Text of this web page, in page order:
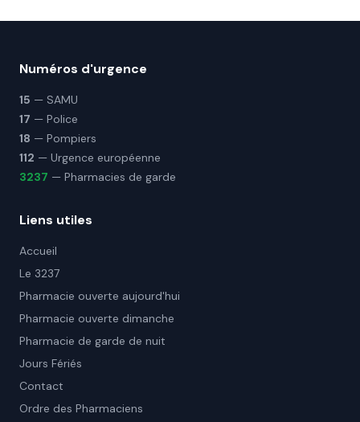
Numéros d'urgence
15 — SAMU
17 — Police
18 — Pompiers
112 — Urgence européenne
3237 — Pharmacies de garde
Liens utiles
Accueil
Le 3237
Pharmacie ouverte aujourd'hui
Pharmacie ouverte dimanche
Pharmacie de garde de nuit
Jours Fériés
Contact
Ordre des Pharmaciens